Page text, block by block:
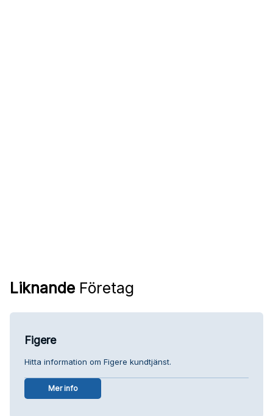
Liknande Företag
Figere
Hitta information om Figere kundtjänst.
Mer info